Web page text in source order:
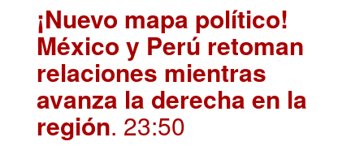
¡Nuevo mapa político!
México y Perú retoman
relaciones mientras
avanza la derecha en la
región. 23:50